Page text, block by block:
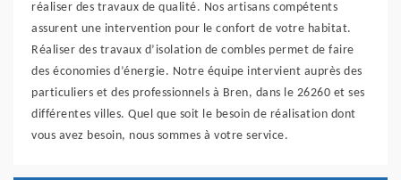
réaliser des travaux de qualité. Nos artisans compétents
assurent une intervention pour le confort de votre habitat.
Réaliser des travaux d’isolation de combles permet de faire
des économies d’énergie. Notre équipe intervient auprès des
particuliers et des professionnels à Bren, dans le 26260 et ses
différentes villes. Quel que soit le besoin de réalisation dont
vous avez besoin, nous sommes à votre service.